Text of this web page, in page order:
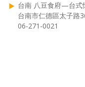
台南 八豆食府—台式
台南市仁德區太子路
06-271-0021